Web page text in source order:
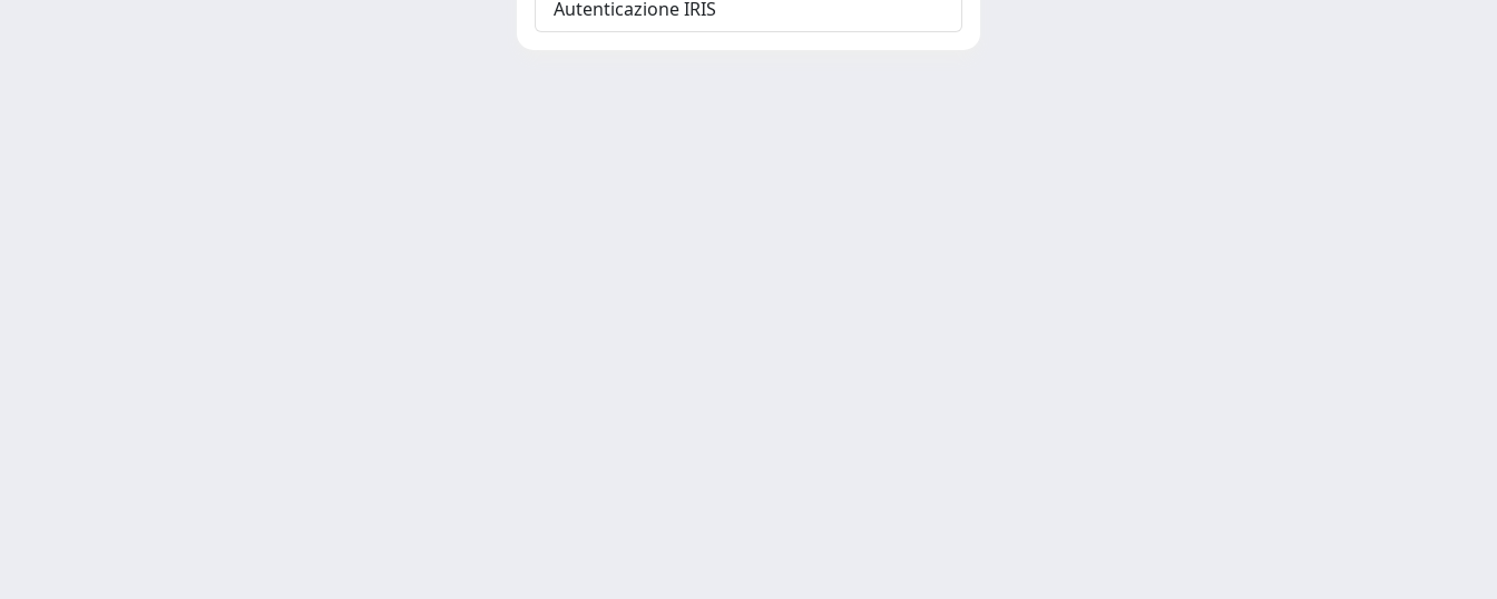
Autenticazione IRIS